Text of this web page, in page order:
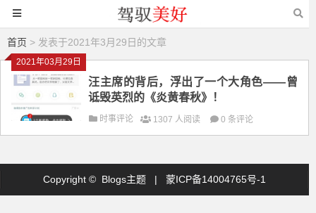
首页 > 发表于2021年3月29日的文章
2021年03月29日
汪主席的背后，浮出了一个大角色——曾
诋毁英烈的《炎黄春秋》！
时事评论 1307 人阅读 0 条评论
Copyright © Blogs主题 | 蒙ICP备14004765号-1